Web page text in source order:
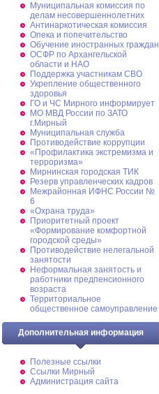
Муниципальная комиссия по
делам несовершеннолетних
Антинаркотическая комиссия
Опека и попечительство
Обучение иностранных граждан
ОСФР по Архангельской
области и НАО
Поддержка участникам СВО
Укрепление общественного
здоровья
ГО и ЧС Мирного информирует
МО МВД России по ЗАТО
г.Мирный
Муниципальная cлужба
Противодействие коррупции
«Профилактика экстремизма и
терроризма»
Мирнинская городская ТИК
Резерв управленческих кадров
Межрайонная ИФНС России №
6
«Охрана труда»
Приоритетный проект
«Формирование комфортной
городской среды»
Противодействие нелегальной
занятости
Неформальная занятость и
работники предпенсионного
возраста
Территориальное
общественное самоуправление
Дополнительная информация
Полезные ссылки
Ссылки Мирный
Администрация сайта